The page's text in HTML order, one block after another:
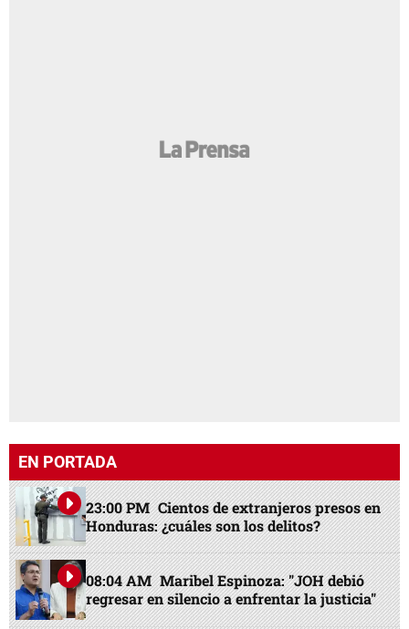
EN PORTADA
23:00 PM Cientos de extranjeros presos en
Honduras: ¿cuáles son los delitos?
08:04 AM Maribel Espinoza: "JOH debió
regresar en silencio a enfrentar la justicia"